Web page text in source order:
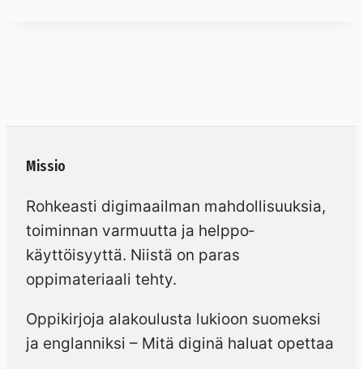
Missio
Rohkeasti digimaailman mahdollisuuksia,
toiminnan varmuutta ja helppo­
käyttöisyyttä. Niistä on paras
oppimateriaali tehty.
Oppikirjoja alakoulusta lukioon suomeksi
ja englanniksi – Mitä diginä haluat opettaa